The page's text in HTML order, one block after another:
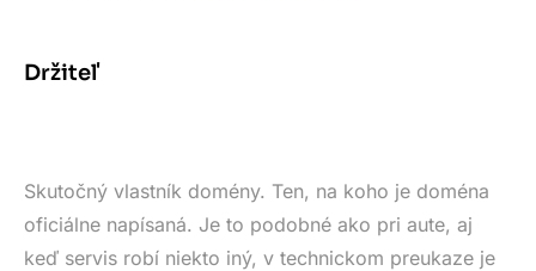
Držiteľ
Skutočný vlastník domény. Ten, na koho je doména
oficiálne napísaná. Je to podobné ako pri aute, aj
keď servis robí niekto iný, v technickom preukaze je